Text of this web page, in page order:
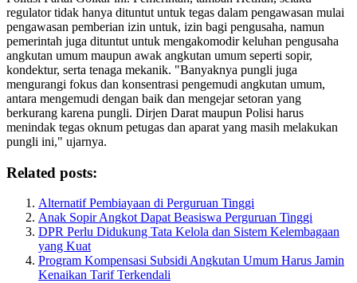
regulator tidak hanya dituntut untuk tegas dalam pengawasan mulai
pengawasan pemberian izin untuk, izin bagi pengusaha, namun
pemerintah juga dituntut untuk mengakomodir keluhan pengusaha
angkutan umum maupun awak angkutan umum seperti sopir,
kondektur, serta tenaga mekanik. "Banyaknya pungli juga
mengurangi fokus dan konsentrasi pengemudi angkutan umum,
antara mengemudi dengan baik dan mengejar setoran yang
berkurang karena pungli. Dirjen Darat maupun Polisi harus
menindak tegas oknum petugas dan aparat yang masih melakukan
pungli ini," ujarnya.
Related posts:
Alternatif Pembiayaan di Perguruan Tinggi
Anak Sopir Angkot Dapat Beasiswa Perguruan Tinggi
DPR Perlu Didukung Tata Kelola dan Sistem Kelembagaan
yang Kuat
Program Kompensasi Subsidi Angkutan Umum Harus Jamin
Kenaikan Tarif Terkendali